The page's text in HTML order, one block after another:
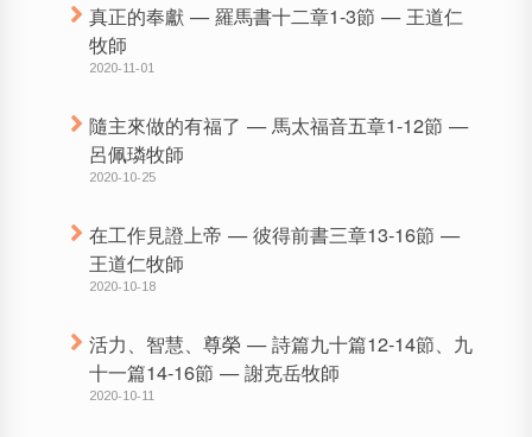
真正的奉獻 — 羅馬書十二章1-3節 — 王道仁
牧師
2020-11-01
隨主來做的有福了 — 馬太福音五章1-12節 —
呂佩璘牧師
2020-10-25
在工作見證上帝 — 彼得前書三章13-16節 —
王道仁牧師
2020-10-18
活力、智慧、尊榮 — 詩篇九十篇12-14節、九
十一篇14-16節 — 謝克岳牧師
2020-10-11